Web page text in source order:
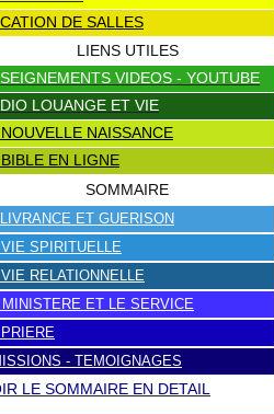
DE SALLES
LIENS UTILES
VIDEOS - YOUTUBE
LOUANGE ET VIE
NAISSANCE
EN LIGNE
SOMMAIRE
ET GUERISON
SPIRITUELLE
RELATIONNELLE
ET LE SERVICE
- TEMOIGNAGES
LE SOMMAIRE EN DETAIL